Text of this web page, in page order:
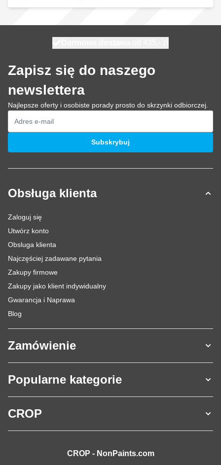
Zapisz się do naszego
newslettera
Najlepsze oferty i osobiste porady prosto do skrzynki odbiorczej.
Adres e-mail
Subskrybuj
Obsługa klienta
Zaloguj się
Utwórz konto
Obsluga klienta
Najczęściej zadawane pytania
Zakupy firmowe
Zakupy jako klient indywidualny
Gwarancja i Naprawa
Blog
Zamówienie
Popularne kategorie
CROP
CROP - NonPaints.com